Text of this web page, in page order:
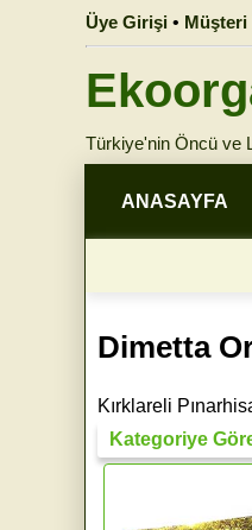
Üye Girişi • Müşteri
Türkiye'nin Öncü ve
ANASAYFA
Dimetta
Kırklareli